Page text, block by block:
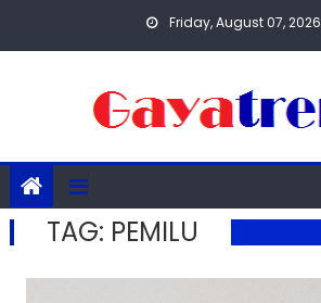
Friday, August 07, 2026
TAG: PEMILU